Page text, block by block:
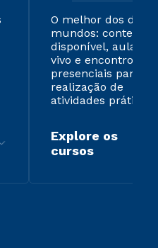
O melhor dos dois
mundos: conteúdo
disponível, aulas ao
vivo e encontros
presenciais para
realização de
atividades práticas.
Explore os
cursos